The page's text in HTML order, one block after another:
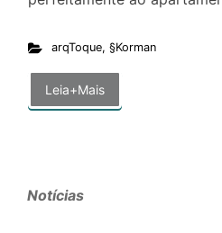
arqToque, §Korman
Leia+Mais
Notícias